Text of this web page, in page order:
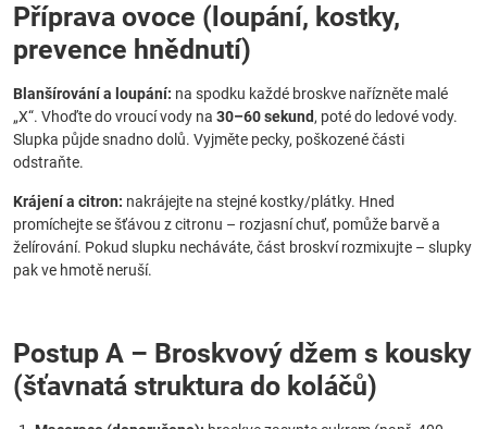
Příprava ovoce (loupání, kostky,
prevence hnědnutí)
Blanšírování a loupání: na spodku každé broskve nařízněte malé
„X“. Vhoďte do vroucí vody na 30–60 sekund, poté do ledové vody.
Slupka půjde snadno dolů. Vyjměte pecky, poškozené části
odstraňte.
Krájení a citron: nakrájejte na stejné kostky/plátky. Hned
promíchejte se šťávou z citronu – rozjasní chuť, pomůže barvě a
želírování. Pokud slupku necháváte, část broskví rozmixujte – slupky
pak ve hmotě neruší.
Postup A – Broskvový džem s kousky
(šťavnatá struktura do koláčů)